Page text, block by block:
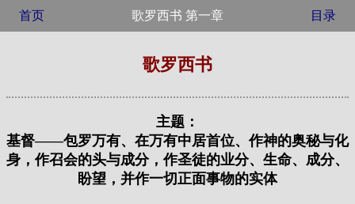
首页 歌罗西书 第一章 目录
歌罗西书
主题：
基督——包罗万有、在万有中居首位、作神的奥秘与化
身，作召会的头与成分，作圣徒的业分、生命、成分、
盼望，并作一切正面事物的实体